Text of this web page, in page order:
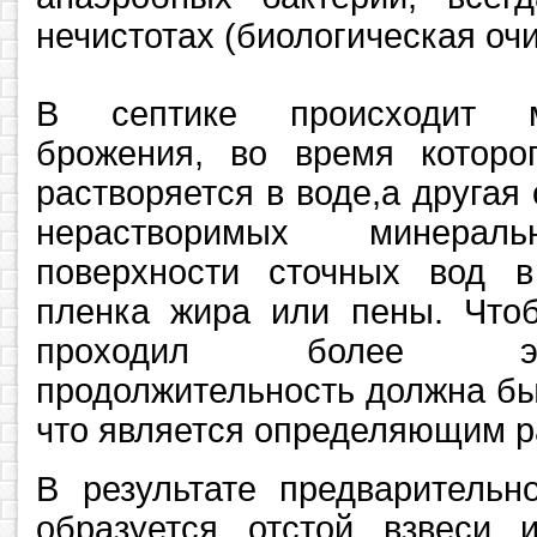
нечистотах (биологическая
В септике происходит
брожения, во время
растворяется в воде,а
нерастворимых
поверхности сточных вод
пленка жира или пены.
проходил более
продолжительность должна
что является определяющим
В результате
образуется отстой взвеси